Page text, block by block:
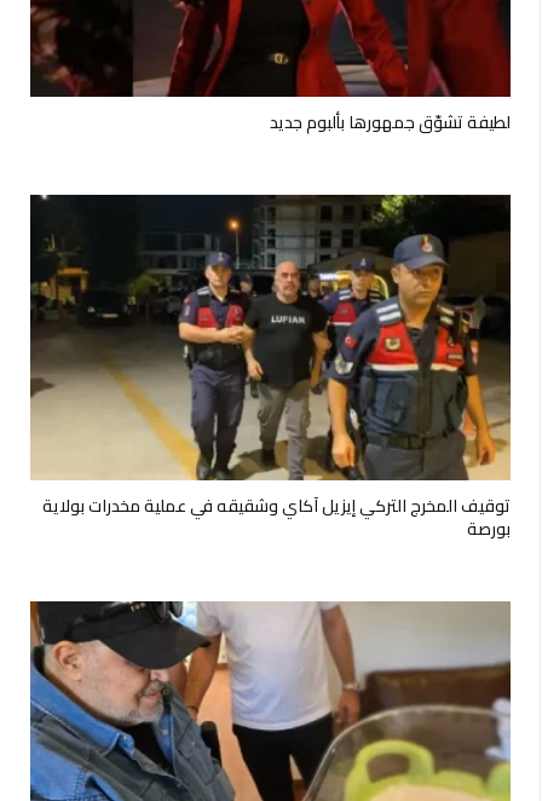
لطيفة تشوّق جمهورها بألبوم جديد
توقيف المخرج التركي إيزيل آكاي وشقيقه في عملية مخدرات بولاية
بورصة